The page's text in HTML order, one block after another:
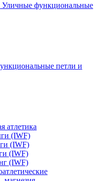
Уличные функциональные
петли и
атлетика
(IWF)
(IWF)
(IWF)
(IWF)